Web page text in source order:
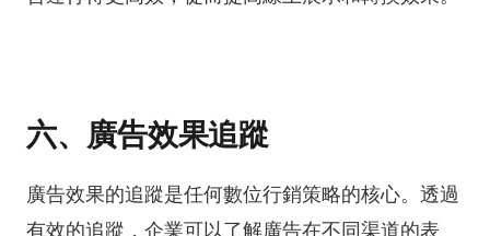
六、廣告效果追蹤
廣告效果的追蹤是任何數位行銷策略的核心。透過
有效的追蹤，企業可以了解廣告在不同渠道的表